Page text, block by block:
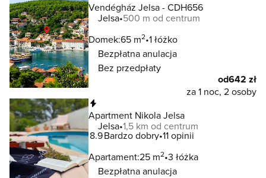
Vendégház Jelsa - CDH656
Jelsa 500 m od centrum
Domek:65 m2 1 łóżko
Bezpłatna anulacja
Bez przedpłaty
od642 zł
za 1 noc, 2 osoby
Apartment Nikola Jelsa
Jelsa 1,5 km od centrum
8.9Bardzo dobry 11 opinii
Apartament:25 m2 3 łóżka
Bezpłatna anulacja